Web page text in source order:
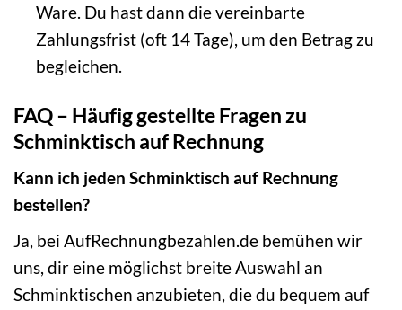
Ware. Du hast dann die vereinbarte
Zahlungsfrist (oft 14 Tage), um den Betrag zu
begleichen.
FAQ – Häufig gestellte Fragen zu
Schminktisch auf Rechnung
Kann ich jeden Schminktisch auf Rechnung
bestellen?
Ja, bei AufRechnungbezahlen.de bemühen wir
uns, dir eine möglichst breite Auswahl an
Schminktischen anzubieten, die du bequem auf